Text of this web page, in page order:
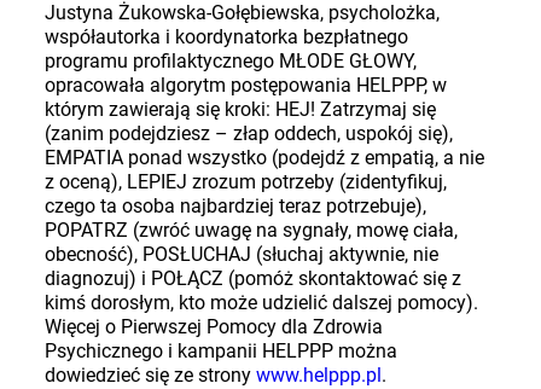
Justyna Żukowska-Gołębiewska, psycholożka,
współautorka i koordynatorka bezpłatnego
programu profilaktycznego MŁODE GŁOWY,
opracowała algorytm postępowania HELPPP, w
którym zawierają się kroki: HEJ! Zatrzymaj się
(zanim podejdziesz – złap oddech, uspokój się),
EMPATIA ponad wszystko (podejdź z empatią, a nie
z oceną), LEPIEJ zrozum potrzeby (zidentyfikuj,
czego ta osoba najbardziej teraz potrzebuje),
POPATRZ (zwróć uwagę na sygnały, mowę ciała,
obecność), POSŁUCHAJ (słuchaj aktywnie, nie
diagnozuj) i POŁĄCZ (pomóż skontaktować się z
kimś dorosłym, kto może udzielić dalszej pomocy).
Więcej o Pierwszej Pomocy dla Zdrowia
Psychicznego i kampanii HELPPP można
dowiedzieć się ze stronywww.helppp.pl .